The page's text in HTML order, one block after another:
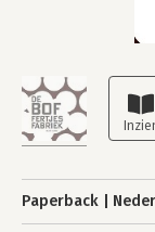
Paperback